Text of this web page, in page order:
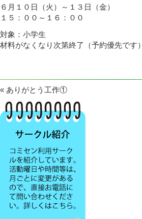
６月１０日（火）～１３日（金）
１５：００～１６：００
対象：小学生
材料がなくなり次第終了（予約優先です）
« ありがとう工作①